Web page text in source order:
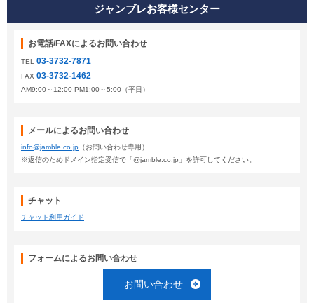
ジャンブレお客様センター
お電話/FAXによるお問い合わせ
TEL 03-3732-7871
FAX 03-3732-1462
AM9:00～12:00 PM1:00～5:00（平日）
メールによるお問い合わせ
info@jamble.co.jp （お問い合わせ専用）
※返信のためドメイン指定受信で「@jamble.co.jp」を許可してください。
チャット
チャット利用ガイド
フォームによるお問い合わせ
お問い合わせ